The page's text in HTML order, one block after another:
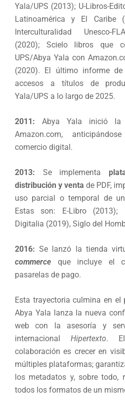
Yala/UPS (2013); U-Libros-
Latinoamérica y El Caribe
Interculturalidad Unesco-
(2020); Scielo libros que
UPS/Abya Yala con
(2020). El último informe de
accesos a títulos de
Yala/UPS a lo largo de 2025.
2011: Abya Yala inició la
Amazon.com,
comercio digital.
2013: Se implementa
distribución y venta de PDF,
uso parcial o temporal de
Estas son: E-Libro (2013);
Digitalia (2019), Siglo del
2016: Se lanzó la tienda
commerce que incluye el
pasarelas de pago.
Esta trayectoria culmina en el
Abya Yala lanza la nueva
web con la asesoría y
internacional Hipertexto. El
colaboración es crecer en
múltiples plataformas;
los metadatos y, sobre todo,
todos los formatos de un